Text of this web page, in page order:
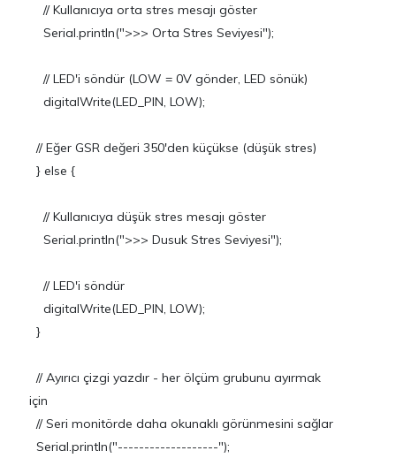
// Kullanıcıya orta stres mesajı göster
Serial.println(">>> Orta Stres Seviyesi");
// LED'i söndür (LOW = 0V gönder, LED sönük)
digitalWrite(LED_PIN, LOW);
// Eğer GSR değeri 350'den küçükse (düşük stres)
} else {
// Kullanıcıya düşük stres mesajı göster
Serial.println(">>> Dusuk Stres Seviyesi");
// LED'i söndür
digitalWrite(LED_PIN, LOW);
}
// Ayırıcı çizgi yazdır - her ölçüm grubunu ayırmak
için
// Seri monitörde daha okunaklı görünmesini sağlar
Serial.println("-------------------");